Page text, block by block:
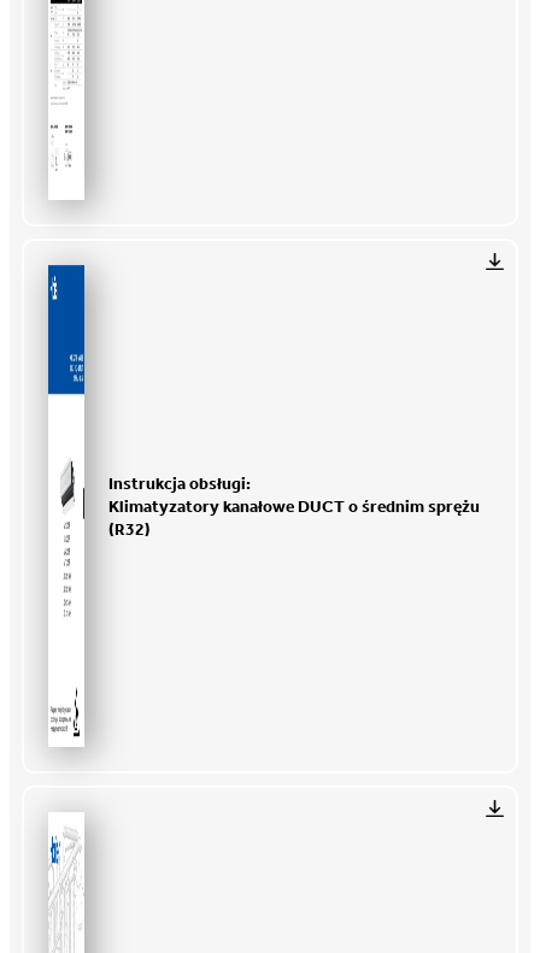
Instrukcja obsługi:
Klimatyzatory kanałowe DUCT o średnim sprężu
(R32)